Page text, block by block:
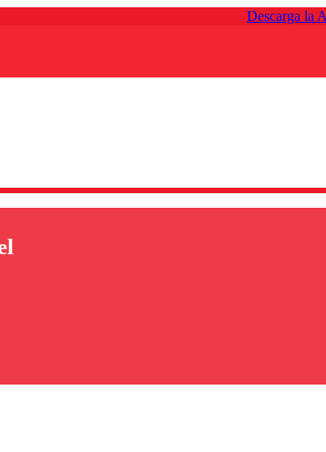
Descarga la